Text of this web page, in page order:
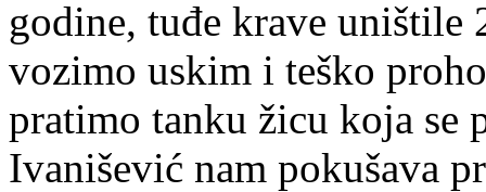
godine, tuđe krave uništile
vozimo uskim i teško
pratimo tanku žicu koja se
Ivanišević nam pokušava